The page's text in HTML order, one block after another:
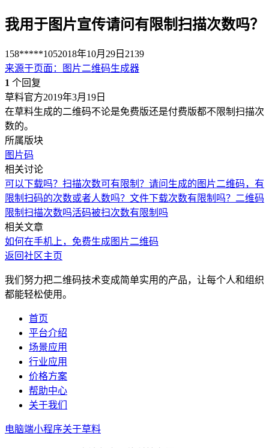
我用于图片宣传请问有限制扫描次数吗？
158*****1052018年10月29日 2139
来源于页面 ：
图片二维码生成器
1 个回复
草料官方2019年3月19日
在草料生成的二维码不论是免费版还是付费版都不限制扫描次
数的。
所属版块
图片码
相关讨论
可以下载吗？扫描次数可有限制？ 请问生成的图片二维码，有
限制扫码的次数或者人数吗？ 文件下载次数有限制吗？ 二维码
限制扫描次数吗活码被扫次数有限制吗
相关文章
如何在手机上，免费生成图片二维码
返回社区主页
我们努力把二维码技术变成简单实用的产品，让每个人和组织
都能轻松使用。
首页
平台介绍
场景应用
行业应用
价格方案
帮助中心
关于我们
电脑端小程序关于草料